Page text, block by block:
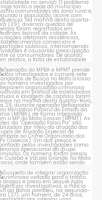
Operação do MPBA e MPMT
prende dois investigados e...
1 0
Suspeito de integrar
organização criminosa
voltada...